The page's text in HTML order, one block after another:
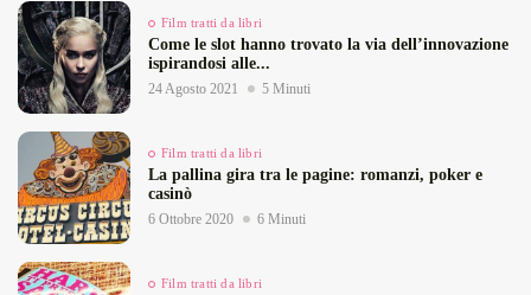
Film tratti da libri
Come le slot hanno trovato la via dell’innovazione
ispirandosi alle...
24 Agosto 2021 5 Minuti
Film tratti da libri
La pallina gira tra le pagine: romanzi, poker e
casinò
6 Ottobre 2020 6 Minuti
Film tratti da libri